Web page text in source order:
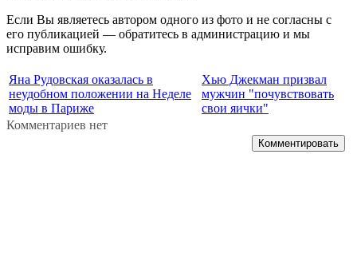
Если Вы являетесь автором одного из фото и не согласны с
его публикацией — обратитесь в администрацию и мы
исправим ошибку.
Яна Рудовская оказалась в
неудобном положении на Неделе
моды в Париже
Хью Джекман призвал
мужчин "почувствовать
свои яички"
Комментариев нет
Комментировать